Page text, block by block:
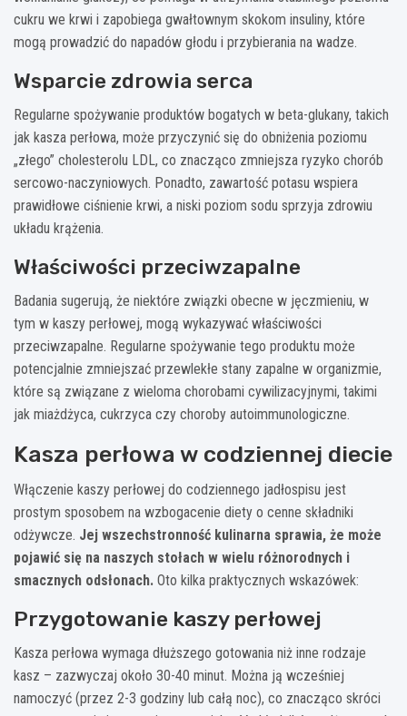
cukru we krwi i zapobiega gwałtownym skokom insuliny, które
mogą prowadzić do napadów głodu i przybierania na wadze.
Wsparcie zdrowia serca
Regularne spożywanie produktów bogatych w beta-glukany, takich
jak kasza perłowa, może przyczynić się do obniżenia poziomu
„złego” cholesterolu LDL, co znacząco zmniejsza ryzyko chorób
sercowo-naczyniowych. Ponadto, zawartość potasu wspiera
prawidłowe ciśnienie krwi, a niski poziom sodu sprzyja zdrowiu
układu krążenia.
Właściwości przeciwzapalne
Badania sugerują, że niektóre związki obecne w jęczmieniu, w
tym w kaszy perłowej, mogą wykazywać właściwości
przeciwzapalne. Regularne spożywanie tego produktu może
potencjalnie zmniejszać przewlekłe stany zapalne w organizmie,
które są związane z wieloma chorobami cywilizacyjnymi, takimi
jak miażdżyca, cukrzyca czy choroby autoimmunologiczne.
Kasza perłowa w codziennej diecie
Włączenie kaszy perłowej do codziennego jadłospisu jest
prostym sposobem na wzbogacenie diety o cenne składniki
odżywcze. Jej wszechstronność kulinarna sprawia, że może
pojawić się na naszych stołach w wielu różnorodnych i
smacznych odsłonach. Oto kilka praktycznych wskazówek:
Przygotowanie kaszy perłowej
Kasza perłowa wymaga dłuższego gotowania niż inne rodzaje
kasz – zazwyczaj około 30-40 minut. Można ją wcześniej
namoczyć (przez 2-3 godziny lub całą noc), co znacząco skróci